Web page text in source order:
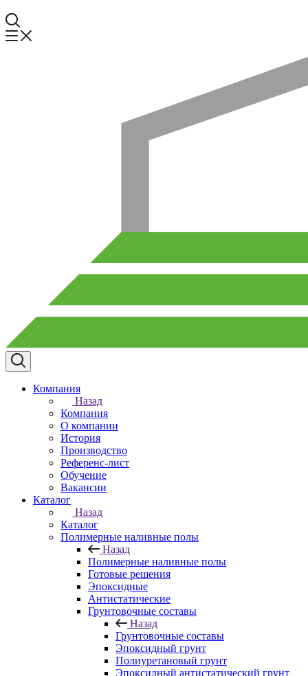
Компания
Назад
Компания
О компании
История
Производство
Референс-лист
Обучение
Вакансии
Каталог
Назад
Каталог
Полимерные наливные полы
Назад
Полимерные наливные полы
Готовые решения
Эпоксидные
Антистатические
Грунтовочные составы
Назад
Грунтовочные составы
Эпоксидный грунт
Полиуретановый грунт
Эпоксидный антистатический грунт